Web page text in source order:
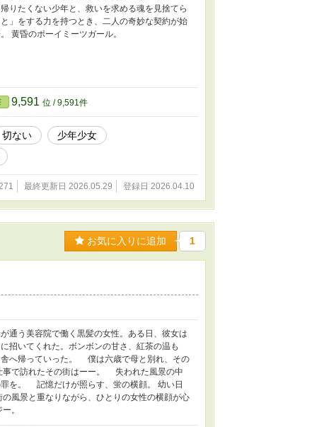
りたくない少年と、救いを求める魂を見捨てら
」をする力を持つとき、二人の奇妙な契約が始
黄昏のボーイミーツガール。
9,591 位 / 9,591件
切ない
少年少女
最終更新日 2026.05.29 登録日 2026.04.10
お気に入りに追加 1
通う美容院で働く黒髪の女性。ある日、彼女は
招いてくれた。ボンボンの甘さ、紅茶の温も
へ帰っていった。 僕は六歳で母と別れ、その
で訪れたその街はーー。 失われた風景の中
を。 記憶だけが照らす、蛍の横顔。 幼い日
風景と重なりながら、ひとりの女性の横顔が心
。